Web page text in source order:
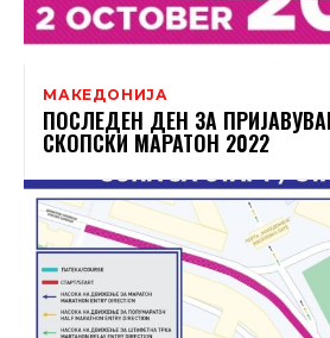
МАКЕДОНИЈА
ПОСЛЕДЕН ДЕН ЗА
СКОПСКИ МАРАТОН 2022